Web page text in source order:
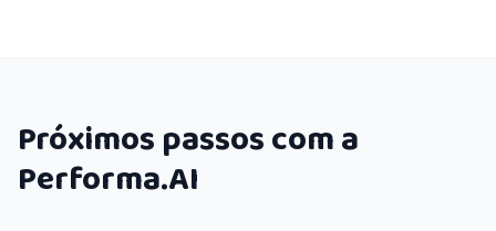
Próximos passos com a
Performa.AI